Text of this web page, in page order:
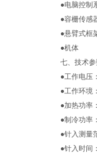
●电脑控制
●容栅传感
●悬臂式框
●机体
七、技术
●工作电
●工作环境
●加热功率
●制冷功率
●针入测
●针入时间